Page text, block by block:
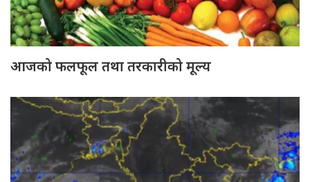
आजको फलफूल तथा तरकारीको मूल्य